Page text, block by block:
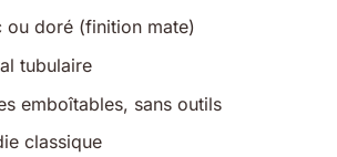
ou doré (finition mate)
tubulaire
emboîtables, sans outils
classique